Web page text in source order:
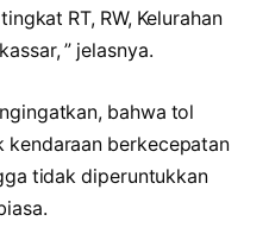
RT, RW, Kelurahan
” jelasnya.
bahwa tol
kendaraan berkecepatan
tidak diperuntukkan